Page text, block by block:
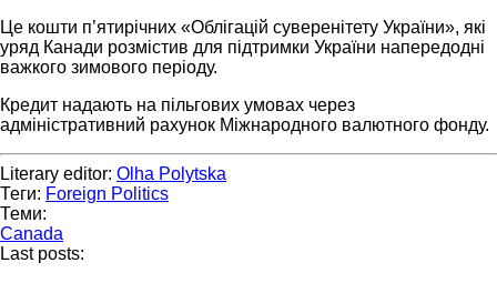
Це кошти п’ятирічних «Облігацій суверенітету України», які
уряд Канади розмістив для підтримки України напередодні
важкого зимового періоду.
Кредит надають на пільгових умовах через
адміністративний рахунок Міжнародного валютного фонду.
Literary editor: Olha Polytska
Теги: Foreign Politics
Теми:
Canada
Last posts: